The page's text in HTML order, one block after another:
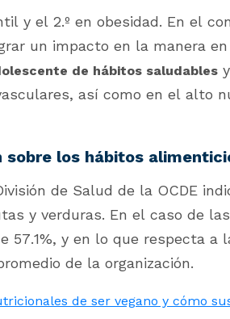
y el 2.º en obesidad. En el
un impacto en la manera
de hábitos saludables
así como en el alto
los hábitos
de Salud de la OCDE
y verduras. En el caso de
57.1%, y en lo que respecta a
de la organización.
de ser vegano y cómo